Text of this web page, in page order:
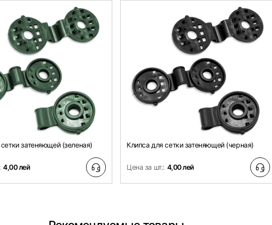
затеняющей (зеленая)
4,00 лей
Клипса для сетки затеняющей (черная)
Цена за шт.: 4,00 лей